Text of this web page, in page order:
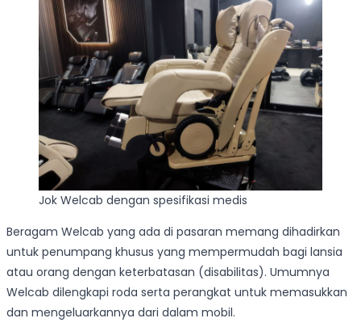
Jok Welcab dengan spesifikasi medis
Beragam Welcab yang ada di pasaran memang dihadirkan
untuk penumpang khusus yang mempermudah bagi lansia
atau orang dengan keterbatasan (disabilitas). Umumnya
Welcab dilengkapi roda serta perangkat untuk memasukkan
dan mengeluarkannya dari dalam mobil.